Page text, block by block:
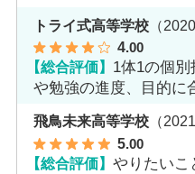
トライ式高等学校 （
4.00
【総合評価】 1体1の個
や勉強の進度、目的に
飛鳥未来高等学校 （
5.00
【総合評価】やりたいこ